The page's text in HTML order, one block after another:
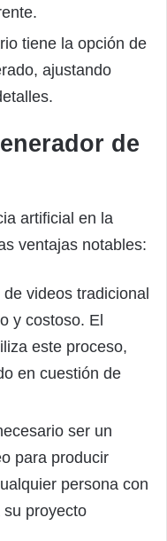
tiene la opción de
ajustando
de
artificial en la
ventajas notables:
videos tradicional
y costoso. El
este proceso,
en cuestión de
ser un
para producir
persona con
proyecto